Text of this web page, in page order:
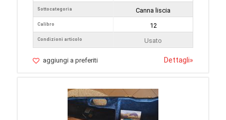
Sottocategoria
Calibro
Condizioni articolo
Canna liscia
12
Usato
aggiungi a preferiti Dettagli»